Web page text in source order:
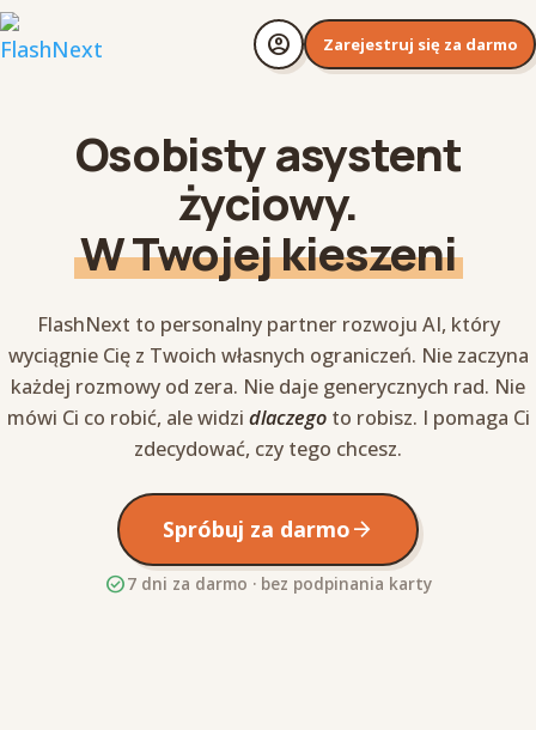
account_circle Zarejestruj się za darmo
Osobisty asystent
życiowy.
W Twojej kieszeni
FlashNext to personalny partner rozwoju AI, który
wyciągnie Cię z Twoich własnych ograniczeń. Nie zaczyna
każdej rozmowy od zera. Nie daje generycznych rad. Nie
mówi Ci co robić, ale widzi dlaczegoto robisz. I pomaga Ci
zdecydować, czy tego chcesz.
Spróbuj za darmoarrow_forward
check_circle7 dni za darmo · bez podpinania karty